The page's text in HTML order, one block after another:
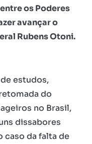
os Poderes
avançar o
Rubens Otoni.
estudos,
do
no Brasil,
dissabores
caso da falta de